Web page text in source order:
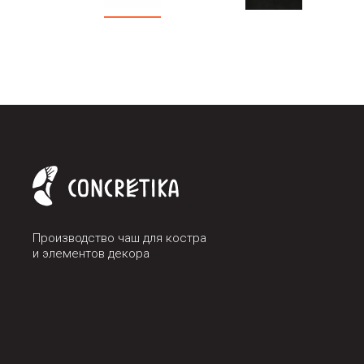
Производство чаш для костра
и элементов декора